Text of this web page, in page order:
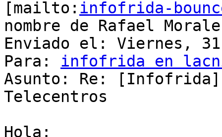
[mailto: infofrida-
nombre de Rafael
Enviado el: Viernes, 31
Para: infofrida en
Asunto: Re: [Infofrida]
Telecentros
Hola: